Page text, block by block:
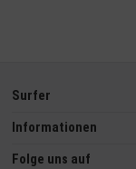
Surfer
Informationen
Folge uns auf